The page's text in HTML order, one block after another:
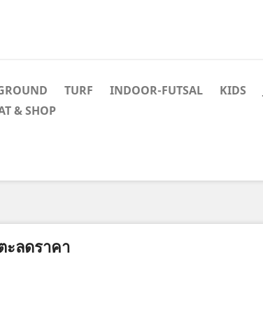
TURF INDOOR-FUTSAL KIDS
& SHOP
ะลดราคา